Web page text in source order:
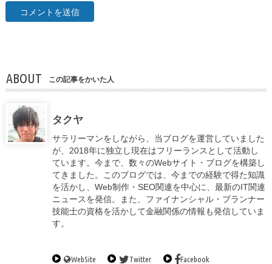
ABOUT この記事をかいた人
タクヤ
サラリーマンをしながら、当ブログを運営していました
が、2018年に独立し現在はフリーランスとして活動し
ています。今まで、数々のWebサイト・ブログを構築し
てきました。このブログでは、今までの経験で得た知識
を活かし、Web制作・SEO関連を中心に、最新のIT関連
ニュースを発信。また、ファイナンシャル・プランナー
技能士の資格を活かして金融関係の情報も発信していま
す。
WebSite Twitter Facebook